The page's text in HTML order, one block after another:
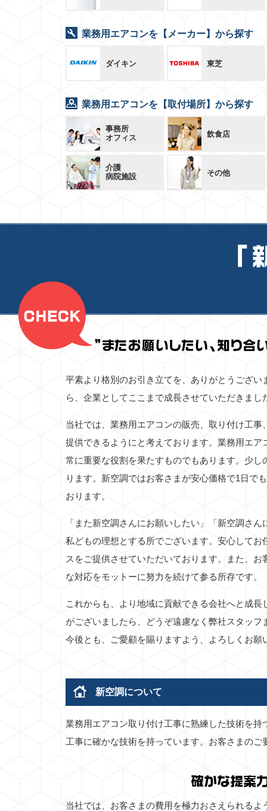
業務用エアコンを【メーカー】から探す
ダイキン 東芝
業務用エアコンを【取付場所】から探す
事務所
オフィス
飲食店
介護
病院施設
その他
平素より格別のお引き立てを、ありがとうござ
ら、企業としてここまで成長させていただきまし
当社では、業務用エアコンの販売、取り付け工
提供できるようにと考えております。業務用エ
常に重要な役割を果たすものでもあります。少
ります。新空調ではお客さまが安心価格で1日で
おります。
「また新空調さんにお願いしたい」「新空調さ
私どもの理想とする所でございます。安心して
スをご提供させていただいております。また、
な対応をモットーに努力を続けて参る所存です。
これからも、より地域に貢献できる会社へと成
がございましたら、どうぞ遠慮なく弊社スタッ
今後とも、ご愛顧を賜りますよう、よろしくお願
新空調について
業務用エアコン取り付け工事に熟練した技術を
工事に確かな技術を持っています。お客さまの
確かな提案
当社では、お客さまの費用を極力おさえられる